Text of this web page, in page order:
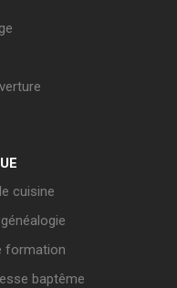
cuisine
formation
baptême